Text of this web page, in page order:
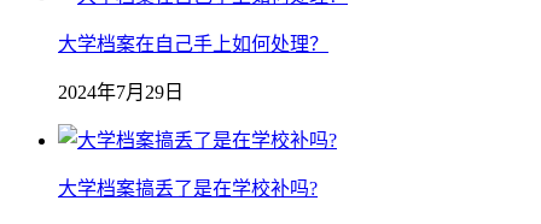
大学档案在自己手上如何处理？
2024年7月29日
大学档案搞丢了是在学校补吗?